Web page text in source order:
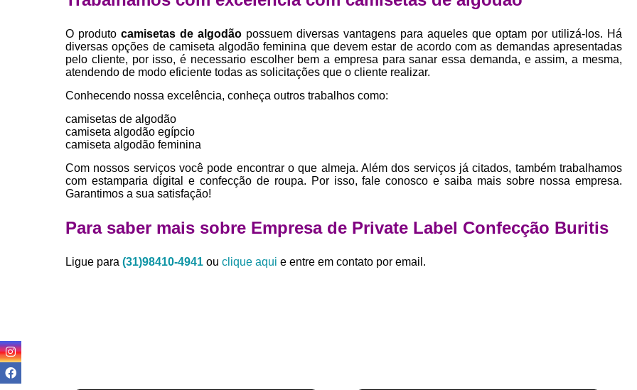
Desenvolvimento Estampa de
Empresa Private Label
Private
Private Label para Pequenas
Private Label Roupas
Estamparia Digital de Camiseta
Estamparia Digital para Camisetas de
O produto camisetas de algodão possuem diversas vantagens para aqueles que optam por utilizá-los. Há
diversas opções de camiseta algodão feminina que devem estar de acordo com as demandas apresentadas
pelo cliente, por isso, é necessario escolher bem a empresa para sanar essa demanda, e assim, a mesma,
atendendo de modo eficiente todas as solicitações que o cliente realizar.
Conhecendo nossa excelência, conheça outros trabalhos como:
camisetas de algodão
camiseta algodão egípcio
camiseta algodão feminina
Com nossos serviços você pode encontrar o que almeja. Além dos serviços já citados, também trabalhamos
com estamparia digital e confecção de roupa. Por isso, fale conosco e saiba mais sobre nossa empresa.
Garantimos a sua satisfação!
Para saber mais sobre Empresa de Private Label Confecção Buritis
Ligue para (31)98410-4941 ou clique aqui e entre em contato por email.